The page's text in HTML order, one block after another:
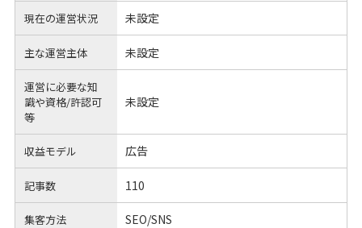
現在の運営状況 未設定
主な運営主体 未設定
運営に必要な知
識や資格/許認可
等
未設定
収益モデル 広告
記事数 110
集客方法 SEO/SNS